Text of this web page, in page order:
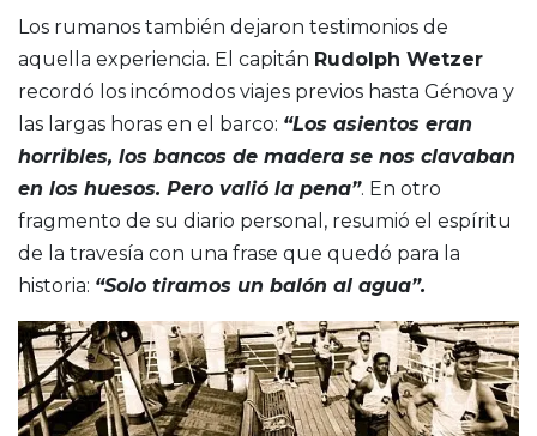
Los rumanos también dejaron testimonios de
aquella experiencia. El capitán Rudolph Wetzer
recordó los incómodos viajes previos hasta Génova y
las largas horas en el barco: “Los asientos eran
horribles, los bancos de madera se nos clavaban
en los huesos. Pero valió la pena”. En otro
fragmento de su diario personal, resumió el espíritu
de la travesía con una frase que quedó para la
historia: “Solo tiramos un balón al agua”.